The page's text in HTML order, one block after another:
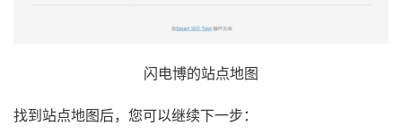
闪电博的站点地图
找到站点地图后，您可以继续下一步：